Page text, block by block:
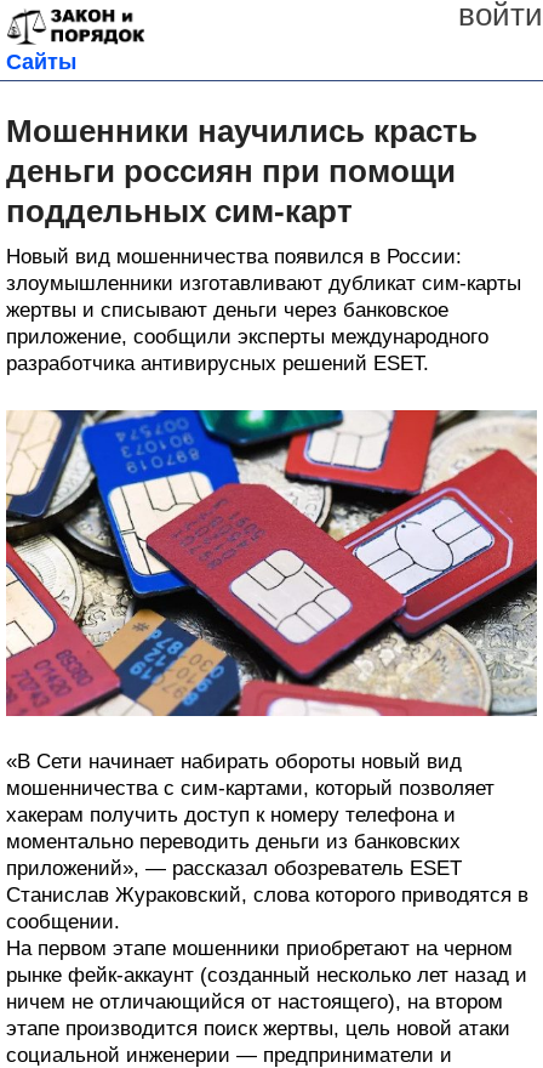
войти
Сайты
Мошенники научились красть
деньги россиян при помощи
поддельных сим-карт
Новый вид мошенничества появился в России:
злоумышленники изготавливают дубликат сим-карты
жертвы и списывают деньги через банковское
приложение, сообщили эксперты международного
разработчика антивирусных решений ESET.
«В Сети начинает набирать обороты новый вид
мошенничества с сим-картами, который позволяет
хакерам получить доступ к номеру телефона и
моментально переводить деньги из банковских
приложений», — рассказал обозреватель ESET
Станислав Жураковский, слова которого приводятся в
сообщении.
На первом этапе мошенники приобретают на черном
рынке фейк-аккаунт (созданный несколько лет назад и
ничем не отличающийся от настоящего), на втором
этапе производится поиск жертвы, цель новой атаки
социальной инженерии — предприниматели и